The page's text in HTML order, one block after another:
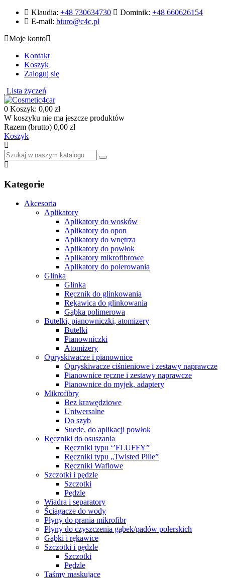
Klaudia: +48 730634730 Dominik: +48 660626154
E-mail: biuro@c4c.pl
Moje konto
Kontakt
Koszyk
Zaloguj się
Lista życzeń
0 Koszyk: 0,00 zł
W koszyku nie ma jeszcze produktów
Razem (brutto) 0,00 zł
Koszyk
Kategorie
Akcesoria
Aplikatory
Aplikatory do wosków
Aplikatory do opon
Aplikatory do wnętrza
Aplikatory do powłok
Aplikatory mikrofibrowe
Aplikatory do polerowania
Glinka
Glinka
Ręcznik do glinkowania
Rękawica do glinkowania
Gąbka polimerowa
Butelki, pianowniczki, atomizery
Butelki
Pianowniczki
Atomizery
Opryskiwacze i pianownice
Opryskiwacze ciśnieniowe i zestawy naprawcze
Pianownice ręczne i zestawy naprawcze
Pianownice do myjek, adaptery
Mikrofibry
Bez krawędziowe
Uniwersalne
Do szyb
Suede, do aplikacji powłok
Ręczniki do osuszania
Ręczniki typu ‘’FLUFFY”
Ręczniki typu „Twisted Pille”
Ręczniki Waflowe
Szczotki i pędzle
Szczotki
Pędzle
Wiadra i separatory
Ściągacze do wody
Płyny do prania mikrofibr
Płyny do czyszczenia gąbek/padów polerskich
Gąbki i rękawice
Szczotki i pędzle
Szczotki
Pędzle
Taśmy maskujące